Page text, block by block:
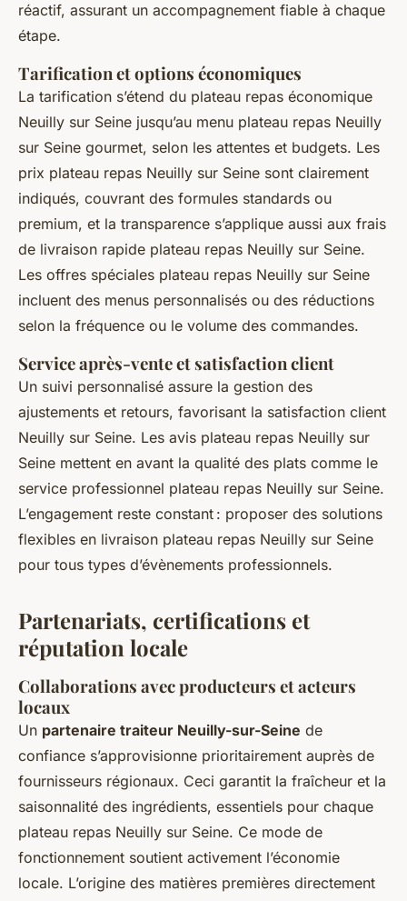
réactif, assurant un accompagnement fiable à chaque
étape.
Tarification et options économiques
La tarification s’étend du plateau repas économique
Neuilly sur Seine jusqu’au menu plateau repas Neuilly
sur Seine gourmet, selon les attentes et budgets. Les
prix plateau repas Neuilly sur Seine sont clairement
indiqués, couvrant des formules standards ou
premium, et la transparence s’applique aussi aux frais
de livraison rapide plateau repas Neuilly sur Seine.
Les offres spéciales plateau repas Neuilly sur Seine
incluent des menus personnalisés ou des réductions
selon la fréquence ou le volume des commandes.
Service après-vente et satisfaction client
Un suivi personnalisé assure la gestion des
ajustements et retours, favorisant la satisfaction client
Neuilly sur Seine. Les avis plateau repas Neuilly sur
Seine mettent en avant la qualité des plats comme le
service professionnel plateau repas Neuilly sur Seine.
L’engagement reste constant : proposer des solutions
flexibles en livraison plateau repas Neuilly sur Seine
pour tous types d’évènements professionnels.
Partenariats, certifications et
réputation locale
Collaborations avec producteurs et acteurs
locaux
Un partenaire traiteur Neuilly-sur-Seine de
confiance s’approvisionne prioritairement auprès de
fournisseurs régionaux. Ceci garantit la fraîcheur et la
saisonnalité des ingrédients, essentiels pour chaque
plateau repas Neuilly sur Seine. Ce mode de
fonctionnement soutient activement l’économie
locale. L’origine des matières premières directement